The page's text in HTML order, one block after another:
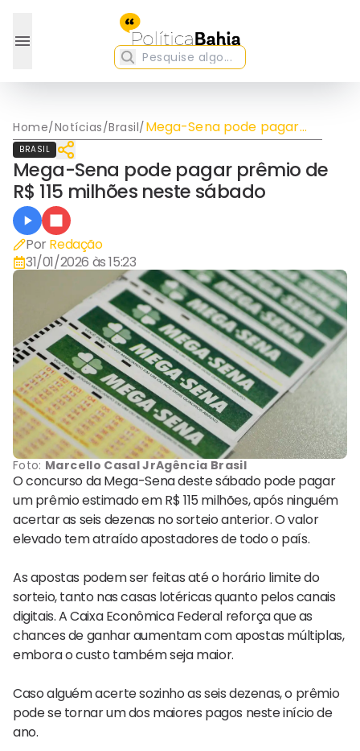
Home/Notícias/Brasil/Mega-Sena pode pagar
prêmio de R$ 115 milhões
BRASIL
Mega-Sena pode pagar prêmio de
R$ 115 milhões neste sábado
Por Redação
31/01/2026 às 15:23
Foto: Marcello Casal JrAgência Brasil
O concurso da Mega-Sena deste sábado pode pagar
um prêmio estimado em R$ 115 milhões, após ninguém
acertar as seis dezenas no sorteio anterior. O valor
elevado tem atraído apostadores de todo o país.
As apostas podem ser feitas até o horário limite do
sorteio, tanto nas casas lotéricas quanto pelos canais
digitais. A Caixa Econômica Federal reforça que as
chances de ganhar aumentam com apostas múltiplas,
embora o custo também seja maior.
Caso alguém acerte sozinho as seis dezenas, o prêmio
pode se tornar um dos maiores pagos neste início de
ano.